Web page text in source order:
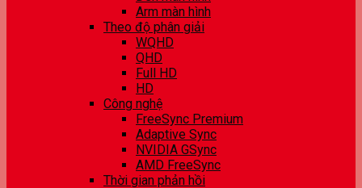
Arm màn hình
Theo độ phân giải
WQHD
QHD
Full HD
HD
Công nghệ
FreeSync Premium
Adaptive Sync
NVIDIA GSync
AMD FreeSync
Thời gian phản hồi